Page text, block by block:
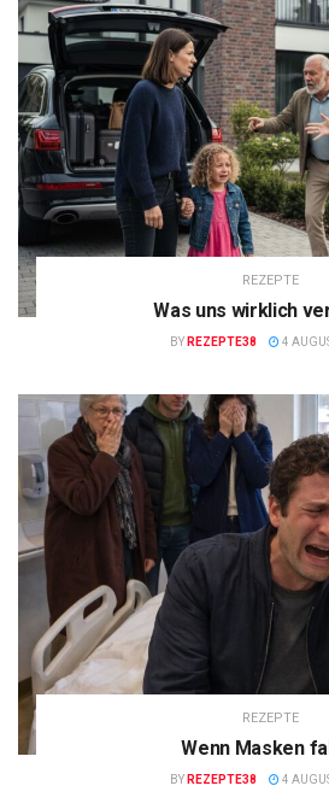
REZEPTE
Was uns wirklich
BY REZEPTE38 4
REZEPTE
Wenn Masken
BY REZEPTE38 4